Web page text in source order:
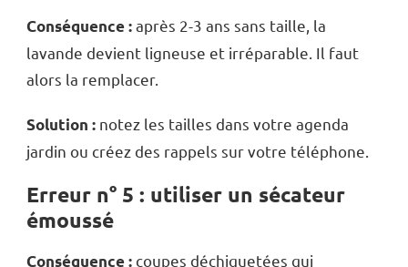
Conséquence :après 2-3 ans sans taille, la
lavande devient ligneuse et irréparable. Il faut
alors la remplacer.
Solution : notez les tailles dans votre agenda
jardin ou créez des rappels sur votre téléphone.
Erreur n° 5 : utiliser un sécateur
émoussé
Conséquence :coupes déchiquetées qui